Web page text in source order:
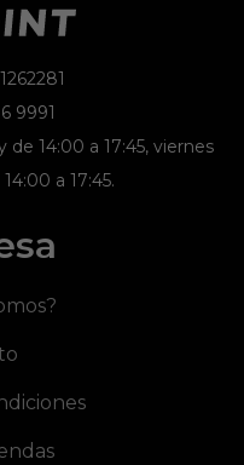
9991
de 14:00 a 17:45, viernes
a 17:45.